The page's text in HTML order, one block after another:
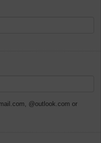
@outlook.com or